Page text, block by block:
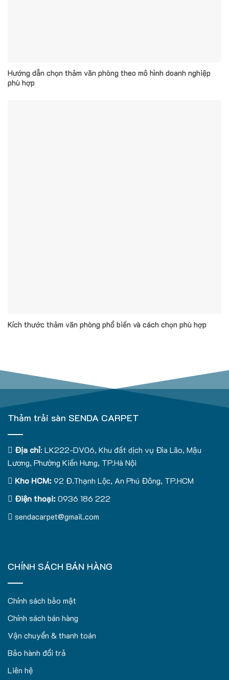
Hướng dẫn chọn thảm văn phòng theo mô hình doanh nghiệp
phù hợp
Kích thước thảm văn phòng phổ biến và cách chọn phù hợp
Thảm trải sàn SENDA CARPET
Địa chỉ: LK222-DV06, Khu đất dịch vụ Đìa Lão, Mậu
Lương, Phường Kiến Hưng, TP.Hà Nội
Kho HCM:92 Đ.Thạnh Lộc, An Phú Đông, TP.HCM
Điện thoại:0936 186 222
sendacarpet@gmail.com
CHÍNH SÁCH BÁN HÀNG
Chính sách bảo mật
Chính sách bán hàng
Vận chuyển & thanh toán
Bảo hành đổi trả
Liên hệ